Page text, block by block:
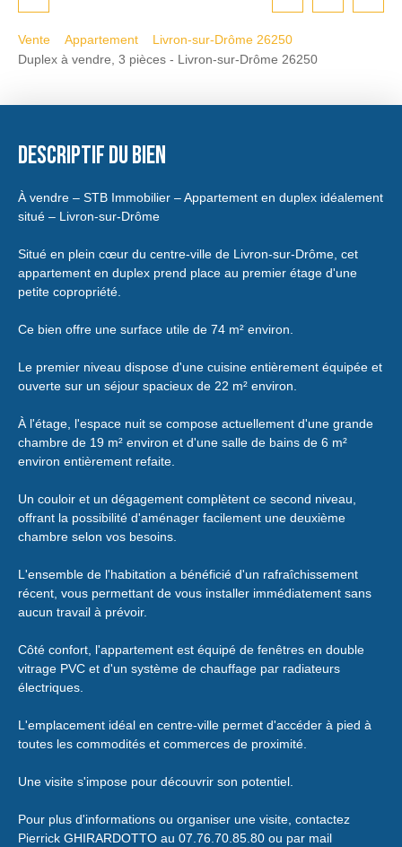
Vente Appartement
Livron-sur-Drôme 26250
Duplex à vendre, 3 pièces - Livron-sur-Drôme 26250
Descriptif du bien
À vendre – STB Immobilier – Appartement en duplex idéalement
situé – Livron-sur-Drôme
Situé en plein cœur du centre-ville de Livron-sur-Drôme, cet
appartement en duplex prend place au premier étage d'une
petite copropriété.
Ce bien offre une surface utile de 74 m² environ.
Le premier niveau dispose d'une cuisine entièrement équipée et
ouverte sur un séjour spacieux de 22 m² environ.
À l'étage, l'espace nuit se compose actuellement d'une grande
chambre de 19 m² environ et d'une salle de bains de 6 m²
environ entièrement refaite.
Un couloir et un dégagement complètent ce second niveau,
offrant la possibilité d'aménager facilement une deuxième
chambre selon vos besoins.
L'ensemble de l'habitation a bénéficié d'un rafraîchissement
récent, vous permettant de vous installer immédiatement sans
aucun travail à prévoir.
Côté confort, l'appartement est équipé de fenêtres en double
vitrage PVC et d'un système de chauffage par radiateurs
électriques.
L'emplacement idéal en centre-ville permet d'accéder à pied à
toutes les commodités et commerces de proximité.
Une visite s'impose pour découvrir son potentiel.
Pour plus d'informations ou organiser une visite, contactez
Pierrick GHIRARDOTTO au 07.76.70.85.80 ou par mail